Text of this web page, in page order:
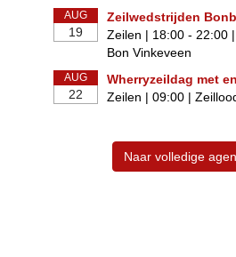
AUG
19
Zeilwedstrijden
Zeilen | 18:00 - 22:00
Bon Vinkeveen
AUG
22
Wherryzeildag met
Zeilen | 09:00 |
Naar volledige